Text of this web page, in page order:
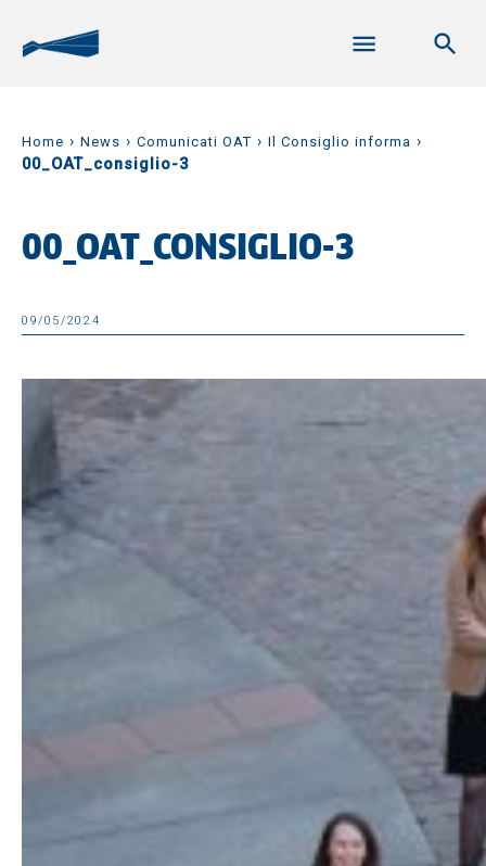
Home › News › Comunicati OAT › Il Consiglio informa ›
00_OAT_consiglio-3
00_OAT_CONSIGLIO-3
09/05/2024